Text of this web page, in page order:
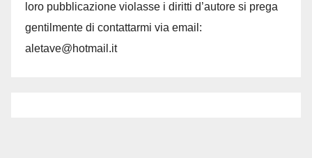
loro pubblicazione violasse i diritti d’autore si prega
gentilmente di contattarmi via email:
aletave@hotmail.it